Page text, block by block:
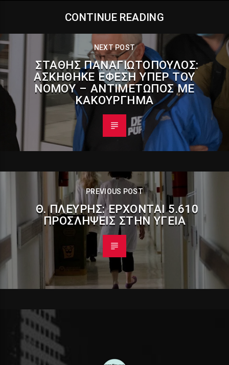
CONTINUE READING
NEXT POST
ΣΤΆΘΗΣ ΠΑΝΑΓΙΩΤΌΠΟΥΛΟΣ:
ΑΣΚΉΘΗΚΕ ΈΦΕΣΗ ΥΠΈΡ ΤΟΥ
ΝΌΜΟΥ – ΑΝΤΙΜΈΤΩΠΟΣ ΜΕ
ΚΑΚΟΎΡΓΗΜΑ
PREVIOUS POST
Θ. ΠΛΕΎΡΗΣ: ΈΡΧΟΝΤΑΙ 5.610
ΠΡΟΣΛΉΨΕΙΣ ΣΤΗΝ ΥΓΕΊΑ